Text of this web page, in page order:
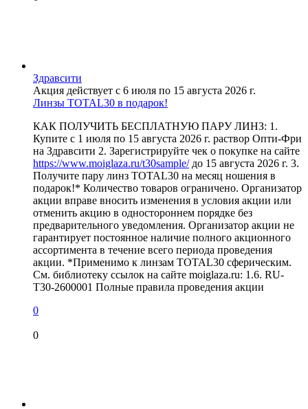
Здравсити
Акция действует с 6 июля по 15 августа 2026 г.
Линзы TOTAL30 в подарок!
КАК ПОЛУЧИТЬ БЕСПЛАТНУЮ ПАРУ ЛИНЗ: 1.
Купите с 1 июля по 15 августа 2026 г. раствор Опти-Фри
на Здравсити 2. Зарегистрируйте чек о покупке на сайте
https://www.moiglaza.ru/t30sample/до 15 августа 2026 г. 3.
Получите пару линз TOTAL30 на месяц ношения в
подарок!* Количество товаров ограничено. Организатор
акции вправе вносить изменения в условия акции или
отменить акцию в одностороннем порядке без
предварительного уведомления. Организатор акции не
гарантирует постоянное наличие полного акционного
ассортимента в течение всего периода проведения
акции. *Применимо к линзам TOTAL30 сферическим.
См. библиотеку ссылок на сайте moiglaza.ru: 1.6. RU-
T30-2600001 Полные правила проведения акции
0
0